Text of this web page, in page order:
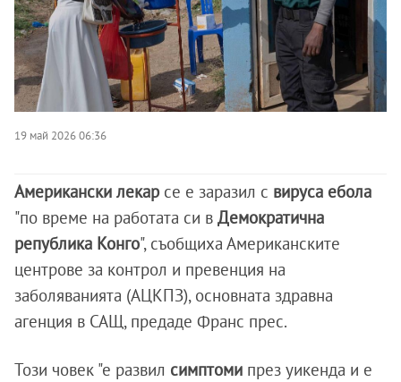
19 май 2026 06:36
Американски лекар се е заразил с вируса ебола
"по време на работата си в Демократична
република Конго", съобщиха Американските
центрове за контрол и превенция на
заболяванията (АЦКПЗ), основната здравна
агенция в САЩ, предаде Франс прес.
Този човек "е развил симптоми през уикенда и е